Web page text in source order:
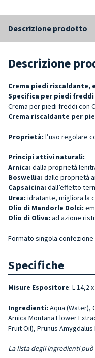
Descrizione prodotto
Descrizione
Crema piedi riscaldante,
Specifica per piedi
Crema per piedi freddi con
Crema riscaldante per
Proprietà: l’uso regolare
Principi attivi naturali:
Arnica: dalla proprietà
Boswellia: dalle proprietà
Capsaicina: dall’effetto
Urea: idratante, migliora la
Olio di Mandorle Dolci:
Olio di Oliva: ad azione
Formato singola confezione
Specifiche
Misure Espositore: L 14,2
Ingredienti: Aqua (Water),
Arnica Montana Flower
Fru­it Oil), Prunus
La lista degli ingredienti